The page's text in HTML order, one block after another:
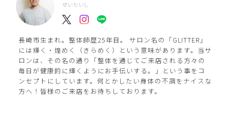
せいたいし
長崎市生まれ。整体師歴25年目。 サロン名の「GLITTER」
には輝く・煌めく（きらめく）という意味があります。当サ
ロンは、その名の通り「整体を通じてご来店される方々の
毎日が健康的に輝くようにお手伝いする。」という事をコ
ンセプトにしています。何とかしたい身体の不調をナイスな
方へ！皆様のご来店をお待ちしております。